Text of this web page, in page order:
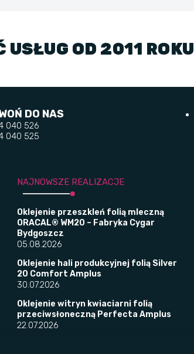
OD 2011 ROKU
DO NAS
040 526
040 525
NAJNOWSZE REALIZACJE
Oklejenie przeszkleń folią mleczną
ORACAL® WM20 – Fabryka Cygar
Bydgoszcz
05.08.2026
Oklejenie hali produkcyjnej folią Silver
20 Comfort Amplus
30.07.2026
Oklejenie witryn kwiaciarni folią
przeciwsłoneczną Perfecta Amplus
22.07.2026